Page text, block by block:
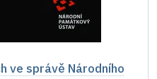
ve správě Národního